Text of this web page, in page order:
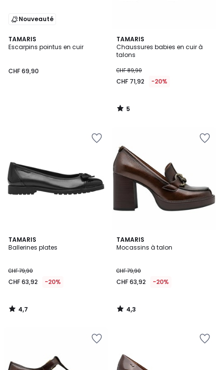
Nouveauté
TAMARIS
Escarpins pointus en cuir
CHF 69,90
TAMARIS
Chaussures babies en cuir à
talons
CHF 89,90
CHF 71,92 -20%
5
/
5
5
/
TAMARIS
Ballerines plates
CHF 79,90
CHF 63,92 -20%
4,7
/ 5
4,7
/
TAMARIS
Mocassins à talon
CHF 79,90
CHF 63,92 -20%
4,3
/ 5
4,3
/